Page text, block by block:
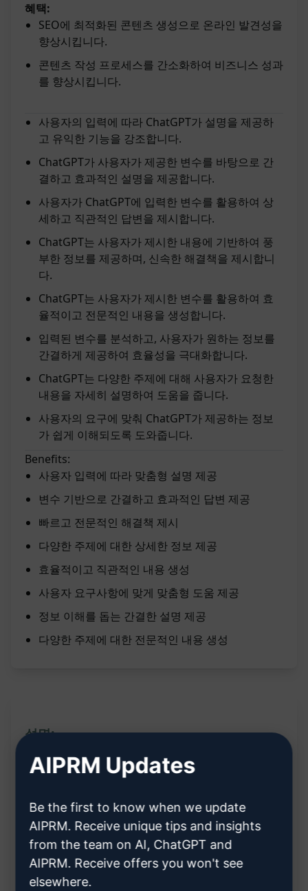
혜택:
SEO에 최적화된 콘텐츠 생성으로 온라인 발견성을
향상시킵니다.
콘텐츠 작성 프로세스를 간소화하여 비즈니스 성과
를 향상시킵니다.
사용자의 입력에 따라 ChatGPT가 설명을 제공하
고 유익한 기능을 강조합니다.
ChatGPT가 사용자가 제공한 변수를 바탕으로 간
결하고 효과적인 설명을 제공합니다.
사용자가 ChatGPT에 입력한 변수를 활용하여 상
세하고 직관적인 답변을 제시합니다.
ChatGPT는 사용자가 제시한 내용에 기반하여 풍
부한 정보를 제공하며, 신속한 해결책을 제시합니
다.
ChatGPT는 사용자가 제시한 변수를 활용하여 효
율적이고 전문적인 내용을 생성합니다.
입력된 변수를 분석하고, 사용자가 원하는 정보를
간결하게 제공하여 효율성을 극대화합니다.
ChatGPT는 다양한 주제에 대해 사용자가 요청한
내용을 자세히 설명하여 도움을 줍니다.
사용자의 요구에 맞춰 ChatGPT가 제공하는 정보
가 쉽게 이해되도록 도와줍니다.
Benefits:
사용자 입력에 따라 맞춤형 설명 제공
변수 기반으로 간결하고 효과적인 답변 제공
빠르고 전문적인 해결책 제시
다양한 주제에 대한 상세한 정보 제공
효율적이고 직관적인 내용 생성
사용자 요구사항에 맞게 맞춤형 도움 제공
정보 이해를 돕는 간결한 설명 제공
다양한 주제에 대한 전문적인 내용 생성
설명:
ChatGPT 프롬프트 설명:
사용자가 제공한 [비즈니스 세부사항]을 기반으로
SEO 최적화된 콘텐츠를 생성합니다.
[비즈니스 세부사항]을 활용하여 콘텐츠를 작성하
여 검색 엔진 최적화(SEO)를 강화합니다.
AIPRM Updates
Be the first to know when we update
AIPRM. Receive unique tips and insights
from the team on AI, ChatGPT and
AIPRM. Receive offers you won't see
elsewhere.